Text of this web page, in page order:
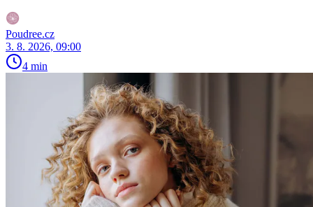
Poudree.cz
3. 8. 2026, 09:00
4 min